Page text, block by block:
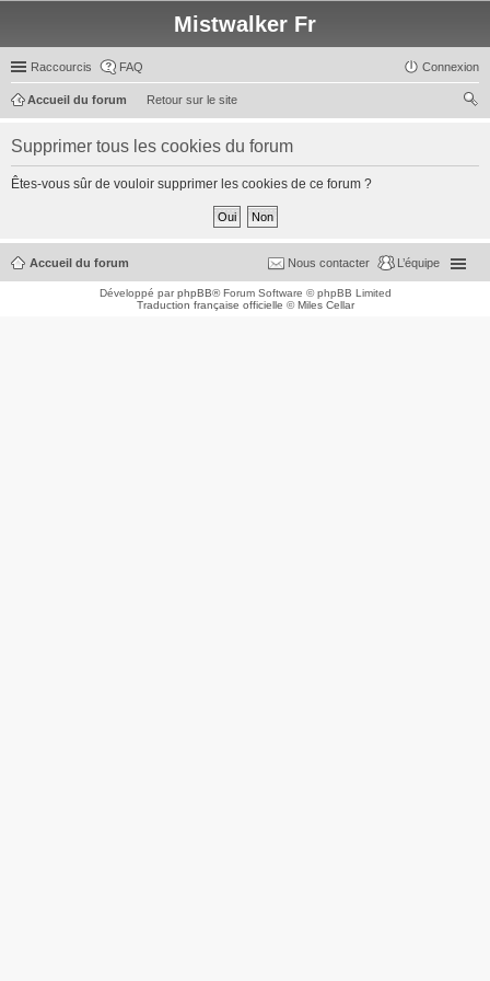
Mistwalker Fr
Raccourcis FAQ Connexion
Retour sur le site
Accueil du forum
Supprimer tous les cookies du forum
Êtes-vous sûr de vouloir supprimer les cookies de ce forum ?
Accueil du forum L’équipe
Nous contacter
Développé parphpBB® Forum Software © phpBB Limited
Traduction française officielle ©Miles Cellar